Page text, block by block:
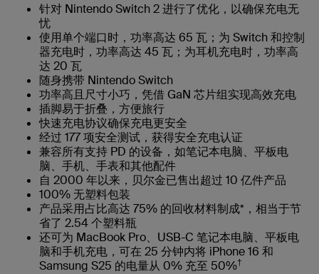
针对 Nintendo Switch 2 进行了优化，以确保充电无
忧
使用单个端口时，功率高达 65 瓦；为 Switch 和控制
器充电时，功率高达 45 瓦；为耳机充电时，功率高
达 20 瓦
随身携带 Nintendo Switch
功率高且尺寸小巧，凭借 GaN 芯片组实现高效充电
插脚易于折叠，方便旅行
快速充电协议确保充电更安全
经过 177 项安全测试，获得安全充电认证
兼容所有支持 PD 的设备，如笔记本电脑、平板电
脑、手机、手表和其他配件
自 2000 年以来，贝尔金已售出超过 10 亿件产品
100% 无塑料包装
产品采用占比高达 75% 的回收材料制成*，相当于节
省了 2.54 个塑料瓶
还可为 MacBook Pro、USB-C 笔记本电脑、平板电
脑和手机充电，可在 25 分钟内将 iPhone 16 和
Samsung S25 的电量从 0% 充至 50%†